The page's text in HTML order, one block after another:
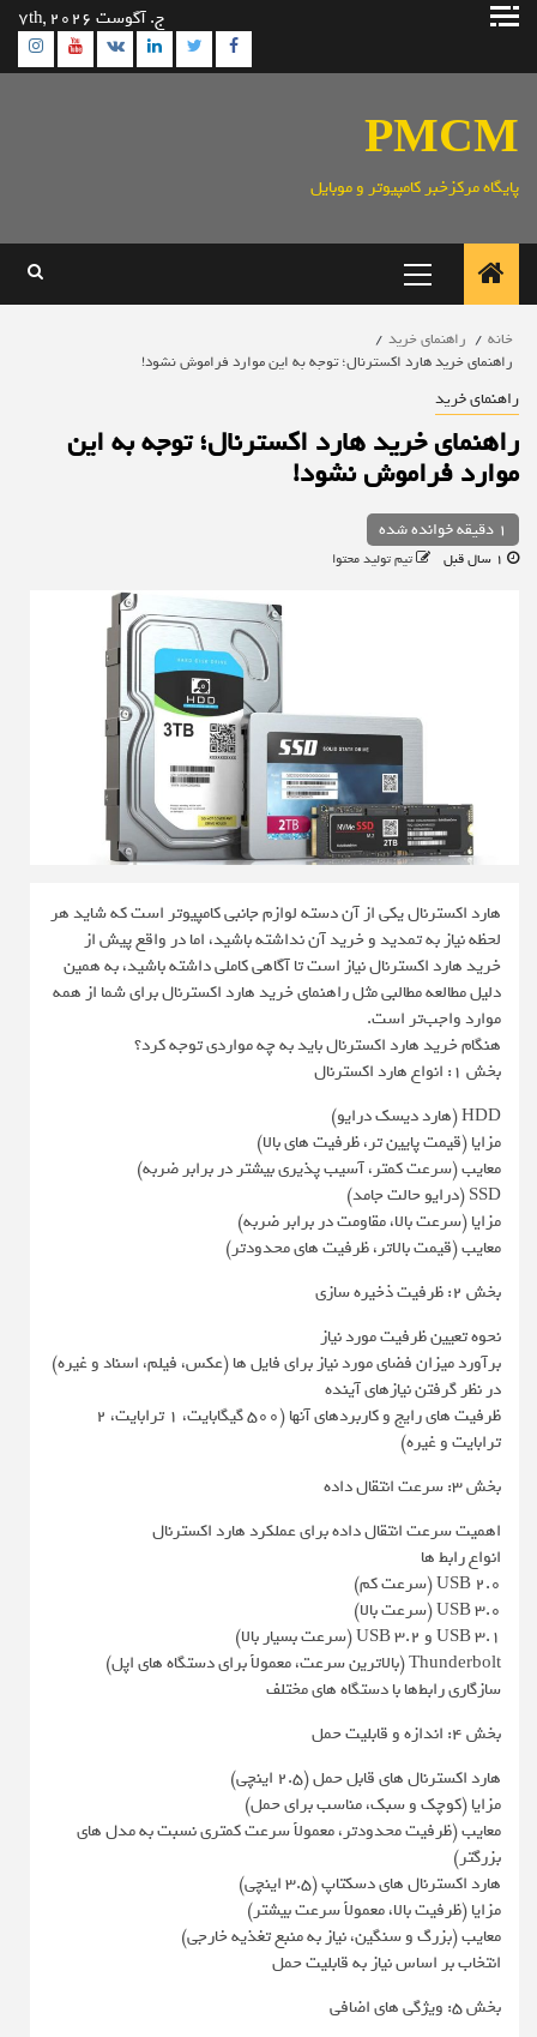
پرش
ج. آگوست 7th, 2026
Facebook
Twitter
Linkedin
VK
PMCM
پایگاه مرکزخبر کامپیوتر و موبایل
اصلی
خانه
راهنمای خرید
راهنمای خرید هارد اکسترنال؛ توجه به این موارد فراموش نشود!
راهنمای خرید
راهنمای خرید هارد اکسترنال؛ توجه به این
موارد فراموش نشود!
1 دقیقه خوانده شده
تیم تولید محتوا
هارد اکسترنال یکی از آن دسته لوازم جانبی کامپیوتر است که شاید هر
لحظه نیاز به تمدید و خرید آن نداشته باشید، اما در واقع پیش از
خرید هارد اکسترنال نیاز است تا آگاهی کاملی داشته باشید، به همین
دلیل مطالعه مطالبی مثل راهنمای خرید هارد اکسترنال برای شما از همه
موارد واجب‌تر است.
هنگام خرید هارد اکسترنال باید به چه مواردی توجه کرد؟
بخش 1: انواع هارد اکسترنال
HDD (هارد دیسک درایو)
مزایا (قیمت پایین تر، ظرفیت های بالا)
معایب (سرعت کمتر، آسیب پذیری بیشتر در برابر ضربه)
SSD (درایو حالت جامد)
مزایا (سرعت بالا، مقاومت در برابر ضربه)
معایب (قیمت بالاتر، ظرفیت های محدودتر)
بخش 2: ظرفیت ذخیره سازی
نحوه تعیین ظرفیت مورد نیاز
برآورد میزان فضای مورد نیاز برای فایل ها (عکس، فیلم، اسناد و غیره)
در نظر گرفتن نیازهای آینده
ظرفیت های رایج و کاربردهای آنها (500 گیگابایت، 1 ترابایت، 2
ترابایت و غیره)
بخش 3: سرعت انتقال داده
اهمیت سرعت انتقال داده برای عملکرد هارد اکسترنال
انواع رابط ها
USB 2.0 (سرعت کم)
USB 3.0 (سرعت بالا)
USB 3.1 و USB 3.2 (سرعت بسیار بالا)
Thunderbolt (بالاترین سرعت، معمولاً برای دستگاه های اپل)
سازگاری رابط‌ها با دستگاه های مختلف
بخش 4: اندازه و قابلیت حمل
هارد اکسترنال های قابل حمل (2.5 اینچی)
مزایا (کوچک و سبک، مناسب برای حمل)
معایب (ظرفیت محدودتر، معمولاً سرعت کمتری نسبت به مدل های
بزرگتر)
هارد اکسترنال های دسکتاپ (3.5 اینچی)
مزایا (ظرفیت بالا، معمولاً سرعت بیشتر)
معایب (بزرگ و سنگین، نیاز به منبع تغذیه خارجی)
انتخاب بر اساس نیاز به قابلیت حمل
بخش 5: ویژگی های اضافی